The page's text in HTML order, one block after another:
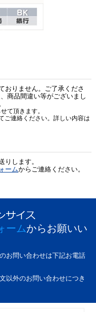
おりません。ご了承くださ
商品間違い等がございまし
て頂きます。
ご連絡ください。詳しい内容は
りします。
ームからご連絡ください。
ームからお願いい
お問い合わせは下記お電話
以外のお問い合わせにつき